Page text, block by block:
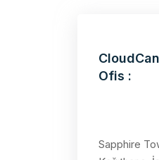
Ofis :
Sapphire